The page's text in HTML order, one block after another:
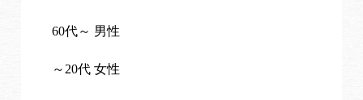
60代～ 男性
～20代 女性